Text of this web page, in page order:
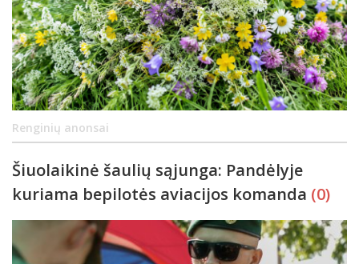
Renginių anonsai
Šiuolaikinė šaulių sąjunga: Pandėlyje
kuriama bepilotės aviacijos komanda (0)